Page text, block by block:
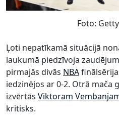
Foto:
Ļoti nepatīkamā situācijā
laukumā piedzīvoja
pirmajās divās NBA
iedzinējos ar 0-2. Otrā mača
izvērtās Viktoram
kritisks.